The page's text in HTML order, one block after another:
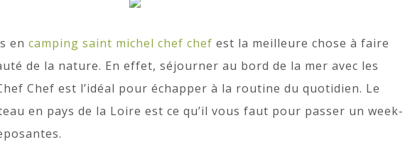
en camping saint michel chef chef est la meilleure chose à faire
de la nature. En effet, séjourner au bord de la mer avec les
Chef est l’idéal pour échapper à la routine du quotidien. Le
en pays de la Loire est ce qu’il vous faut pour passer un week-